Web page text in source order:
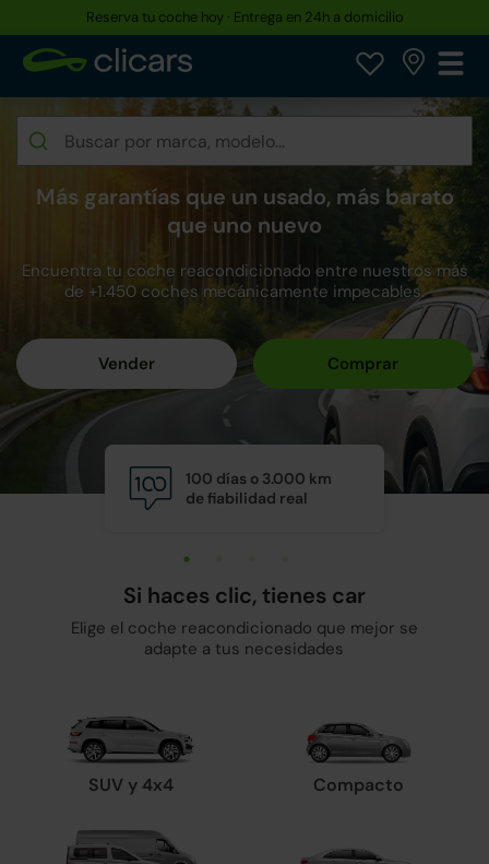
Hasta un 30% más barato que uno nuevo
Más garantías que un usado, más barato
que uno nuevo
Encuentra tu coche reacondicionado entre nuestros más
de +1.450 coches mecánicamente impecables.
100 días o 3.000 km
de fiabilidad real
y
Si haces clic, tienes car
Elige el coche reacondicionado que mejor se
adapte a tus necesidades
SUV y 4x4 Compacto